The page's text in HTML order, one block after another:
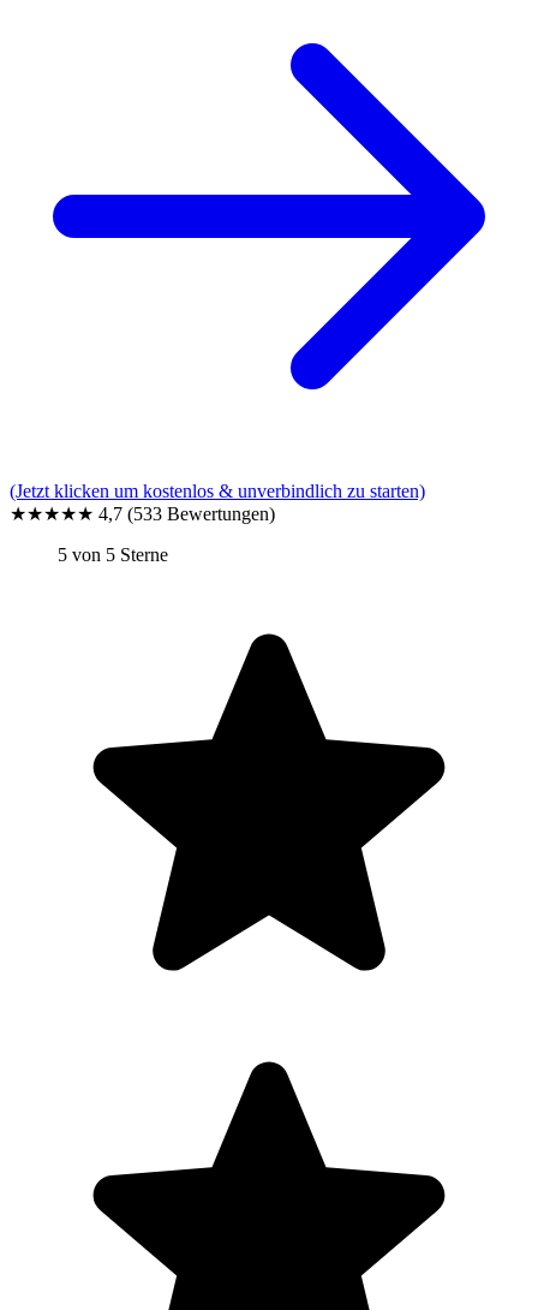
(Jetzt klicken um kostenlos & unverbindlich zu starten)
★★★★★ 4,7 (533 Bewertungen)
5 von 5 Sterne